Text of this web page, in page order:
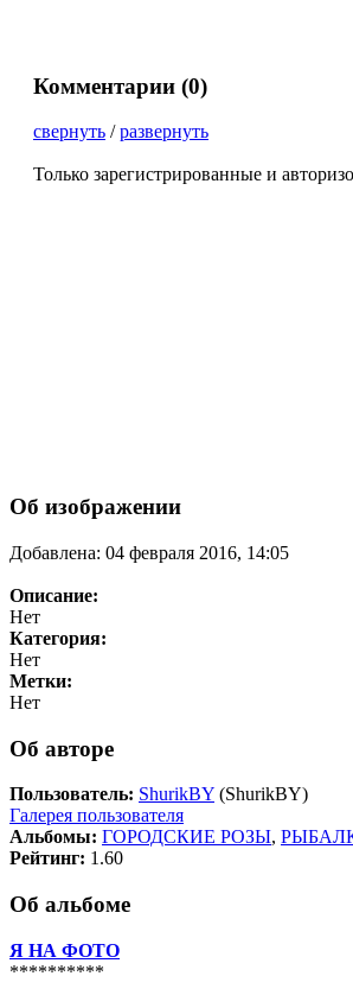
Комментарии (0)
свернуть /развернуть
Только зарегистрированные и
Об изображении
Добавлена: 04 февраля 2016, 14:05
Описание:
Нет
Категория:
Нет
Метки:
Нет
Об авторе
Пользователь: ShurikBY (ShurikBY)
Галерея пользователя
Альбомы: ГОРОДСКИЕ РОЗЫ,
Рейтинг: 1.60
Об альбоме
Я НА ФОТО
**********